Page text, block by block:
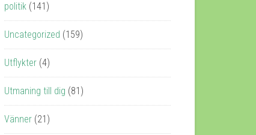
politik (141)
Uncategorized (159)
Utflykter (4)
Utmaning till dig (81)
Vänner (21)